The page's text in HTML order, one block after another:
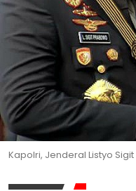
Kapolri, Jenderal Listyo